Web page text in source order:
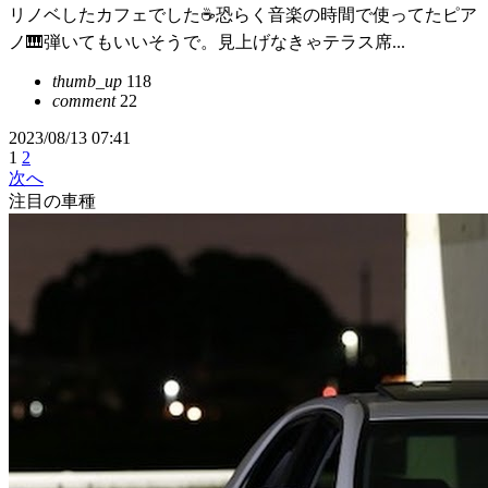
リノベしたカフェでした☕️恐らく音楽の時間で使ってたピア
ノ🎹弾いてもいいそうで。見上げなきゃテラス席...
thumb_up 118
comment22
2023/08/13 07:41
1 2
次へ
注目の車種